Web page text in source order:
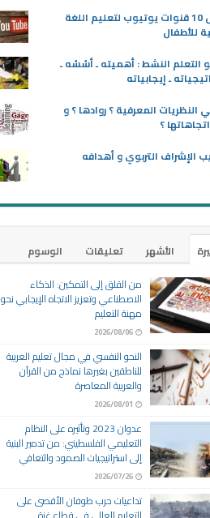
أفضل 10 قنوات يوتيوب لتعليم اللغة
للأطفال
التعلم النشط : أهميته ـ أسُسُه ـ
ـ إيجابياته
النظريات المعرفية ؟ روادها ؟ و
؟
الإشراف التربوي و أهدافه
الأشهر تعليقات
الوسوم
من القلق إلى التمكين: الذكاء
الاصطناعي وتعزيز الاتجاه الإيجابي نحو
مهنة التعليم
2026/08/06
النحو النفسي في مجال تعليم العربية
للناطقين بغيرها نماذج من القرآن
والعربية المعاصرة
2026/08/01
عدوان 2023 وتأثيره على النظام
التعليمي الفلسطيني: من تدمير البنية
إلى استراتيجيات الصمود والتعافي
2026/07/26
تداعيات حرب طوفان الأقصى على